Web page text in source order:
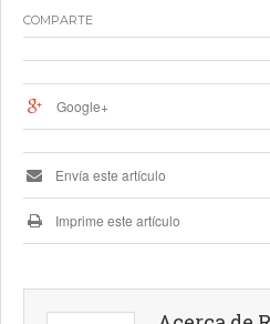
COMPARTE
Google+
Envía este artículo
Imprime este artículo